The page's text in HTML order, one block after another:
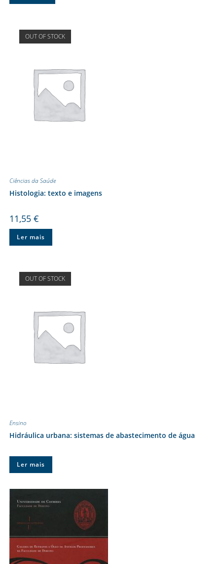
OUT OF STOCK
Ciências da Saúde
Histologia: texto e imagens
11,55 €
Ler mais
OUT OF STOCK
Ensino
Hidráulica urbana: sistemas de abastecimento de água
Ler mais